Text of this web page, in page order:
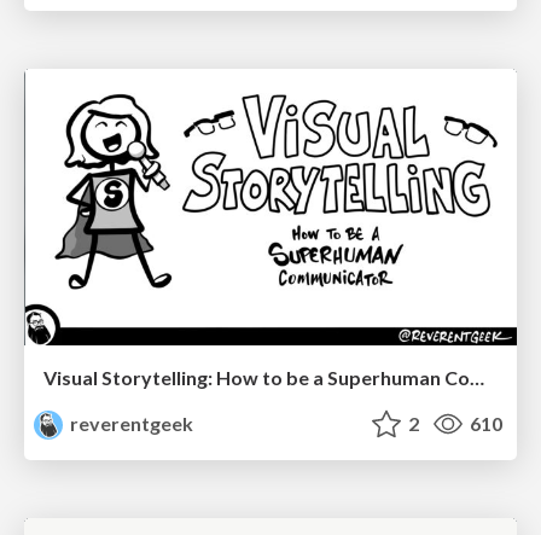
Visual Storytelling: How to be a Superhuman Communicator
reverentgeek
2 610